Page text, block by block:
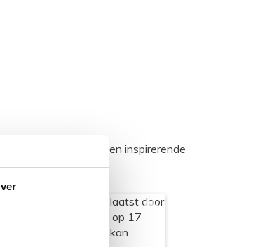
bouwen we een inspirerende